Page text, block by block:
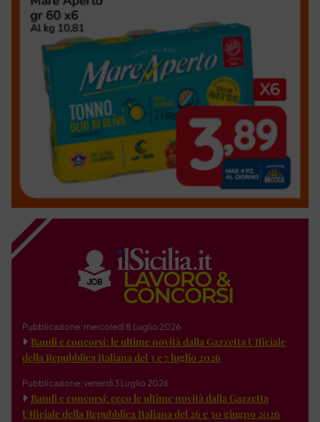
Pubblicazione: mercoledì 8 Luglio 2026
Bandi e concorsi: le ultime novità dalla Gazzetta Ufficiale
della Repubblica Italiana del 3 e 7 luglio 2026
Pubblicazione: venerdì 3 Luglio 2026
Bandi e concorsi: ecco le ultime novità dalla Gazzetta
Ufficiale della Repubblica Italiana del 26 e 30 giugno 2026